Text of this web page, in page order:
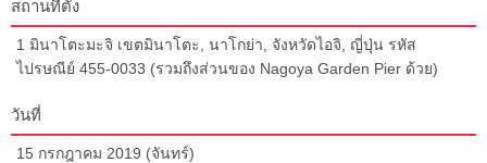
สถานที่ตั้ง
1 มินาโตะมะจิ เขตมินาโตะ, นาโกย่า, จังหวัดไอจิ, ญี่ปุ่น รหัส
ไปรษณีย์ 455-0033 (รวมถึงส่วนของ Nagoya Garden Pier ด้วย)
วันที่
15 กรกฎาคม 2019 (จันทร์)